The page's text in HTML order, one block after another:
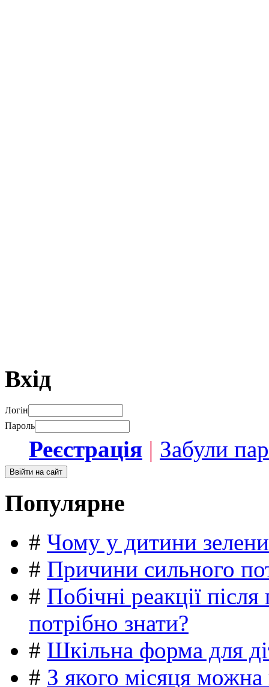
Вхід
Логін
Пароль
Реєстрація | Забули
Популярне
# Чому у дитини
# Причини сильного
# Побічні реакції
потрібно знати?
# Шкільна форма для
# З якого місяця можна